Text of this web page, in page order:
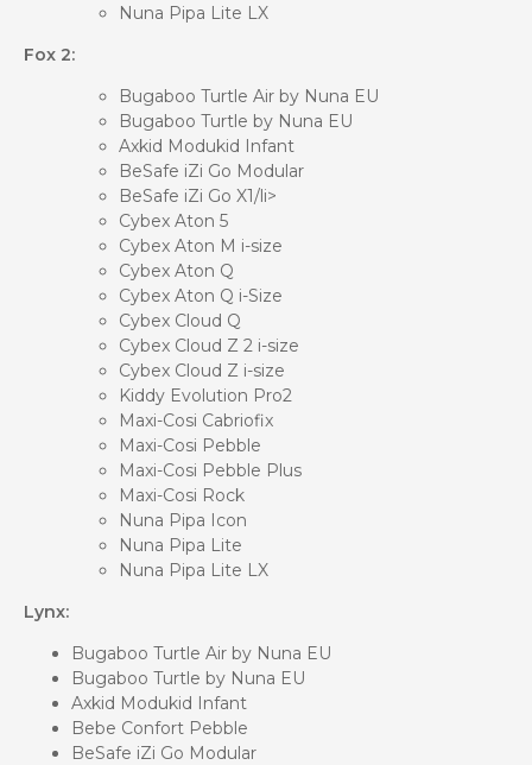
Nuna Pipa Lite LX
Fox 2:
Bugaboo Turtle Air by Nuna EU
Bugaboo Turtle by Nuna EU
Axkid Modukid Infant
BeSafe iZi Go Modular
BeSafe iZi Go X1/li>
Cybex Aton 5
Cybex Aton M i-size
Cybex Aton Q
Cybex Aton Q i-Size
Cybex Cloud Q
Cybex Cloud Z 2 i-size
Cybex Cloud Z i-size
Kiddy Evolution Pro2
Maxi-Cosi Cabriofix
Maxi-Cosi Pebble
Maxi-Cosi Pebble Plus
Maxi-Cosi Rock
Nuna Pipa Icon
Nuna Pipa Lite
Nuna Pipa Lite LX
Lynx:
Bugaboo Turtle Air by Nuna EU
Bugaboo Turtle by Nuna EU
Axkid Modukid Infant
Bebe Confort Pebble
BeSafe iZi Go Modular